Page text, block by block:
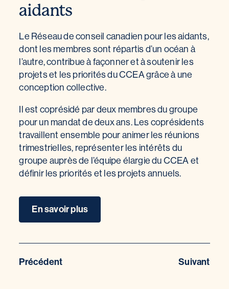
aidants
Le Réseau de conseil canadien pour les aidants,
dont les membres sont répartis d’un océan à
l’autre, contribue à façonner et à soutenir les
projets et les priorités du CCEA grâce à une
conception collective.
Il est coprésidé par deux membres du groupe
pour un mandat de deux ans. Les coprésidents
travaillent ensemble pour animer les réunions
trimestrielles, représenter les intérêts du
groupe auprès de l’équipe élargie du CCEA et
définir les priorités et les projets annuels.
En savoir plus
Précédent Suivant